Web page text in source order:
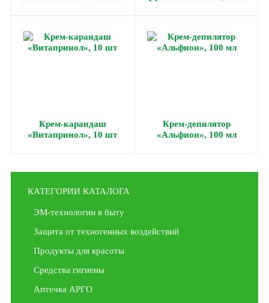
Крем-карандаш
«Витапринол», 10 шт
Крем-депилятор
«Альфион», 100 мл
КАТЕГОРИИ КАТАЛОГА
ЭМ-технологии в быту
Защита от техногенных воздействий
Продукты для красоты
Средства гигиены
Аптечка АРГО